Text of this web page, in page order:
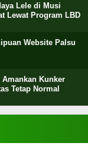
Lele di Musi
Lewat Program LBD
Website Palsu
Amankan Kunker
Tetap Normal